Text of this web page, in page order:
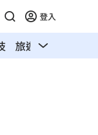
登入
旅遊 汽車